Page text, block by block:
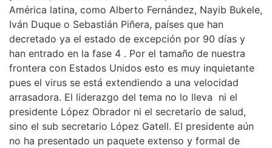
América latina, como Alberto Fernández, Nayib Bukele,
Iván Duque o Sebastián Piñera, países que han
decretado ya el estado de excepción por 90 días y
han entrado en la fase 4 . Por el tamaño de nuestra
frontera con Estados Unidos esto es muy inquietante
pues el virus se está extendiendo a una velocidad
arrasadora. El liderazgo del tema no lo lleva ni el
presidente López Obrador ni el secretario de salud,
sino el sub secretario López Gatell. El presidente aún
no ha presentado un paquete extenso y formal de